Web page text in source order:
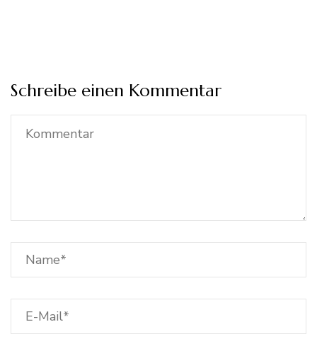
Schreibe einen Kommentar